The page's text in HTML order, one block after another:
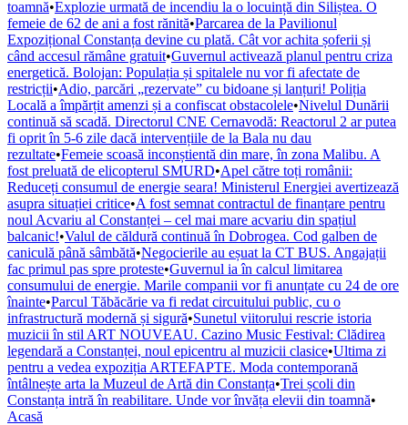
toamnă•Explozie urmată de incendiu la o locuință din Siliștea. O
femeie de 62 de ani a fost rănită•Parcarea de la Pavilionul
Expozițional Constanța devine cu plată. Cât vor achita șoferii și
când accesul rămâne gratuit•Guvernul activează planul pentru criza
energetică. Bolojan: Populația și spitalele nu vor fi afectate de
restricții•Adio, parcări „rezervate” cu bidoane și lanțuri! Poliția
Locală a împărțit amenzi și a confiscat obstacolele•Nivelul Dunării
continuă să scadă. Directorul CNE Cernavodă: Reactorul 2 ar putea
fi oprit în 5-6 zile dacă intervențiile de la Bala nu dau
rezultate•Femeie scoasă inconștientă din mare, în zona Malibu. A
fost preluată de elicopterul SMURD•Apel către toți românii:
Reduceți consumul de energie seara! Ministerul Energiei avertizează
asupra situației critice•A fost semnat contractul de finanțare pentru
noul Acvariu al Constanței – cel mai mare acvariu din spațiul
balcanic!•Valul de căldură continuă în Dobrogea. Cod galben de
caniculă până sâmbătă•Negocierile au eșuat la CT BUS. Angajații
fac primul pas spre proteste•Guvernul ia în calcul limitarea
consumului de energie. Marile companii vor fi anunțate cu 24 de ore
înainte•Parcul Tăbăcărie va fi redat circuitului public, cu o
infrastructură modernă și sigură•Sunetul viitorului rescrie istoria
muzicii în stil ART NOUVEAU. Cazino Music Festival: Clădirea
legendară a Constanței, noul epicentru al muzicii clasice•Ultima zi
pentru a vedea expoziția ARTEFAPTE. Moda contemporană
întâlnește arta la Muzeul de Artă din Constanța•Trei școli din
Constanța intră în reabilitare. Unde vor învăța elevii din toamnă•
Acasă